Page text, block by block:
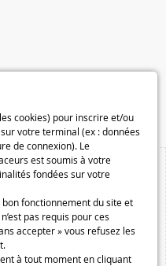
cookies) pour inscrire et/ou
votre terminal (ex : données
de connexion). Le
est soumis à votre
fondées sur votre
fonctionnement du site et
pas requis pour ces
accepter » vous refusez les
à tout moment en cliquant